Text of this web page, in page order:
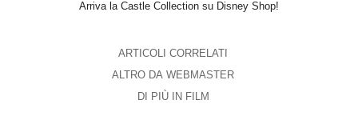
Arriva la Castle Collection su Disney Shop!
ARTICOLI CORRELATI
ALTRO DA WEBMASTER
DI PIÙ IN FILM